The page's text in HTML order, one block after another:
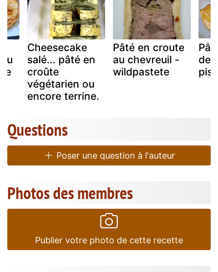
Cheesecake
salé... pâté en
croûte
végétarien ou
encore terrine.
Pâté en croute
au chevreuil -
wildpastete
de
Questions
Poser une question à l'auteur
Photos des membres
Publier votre photo de cette recette